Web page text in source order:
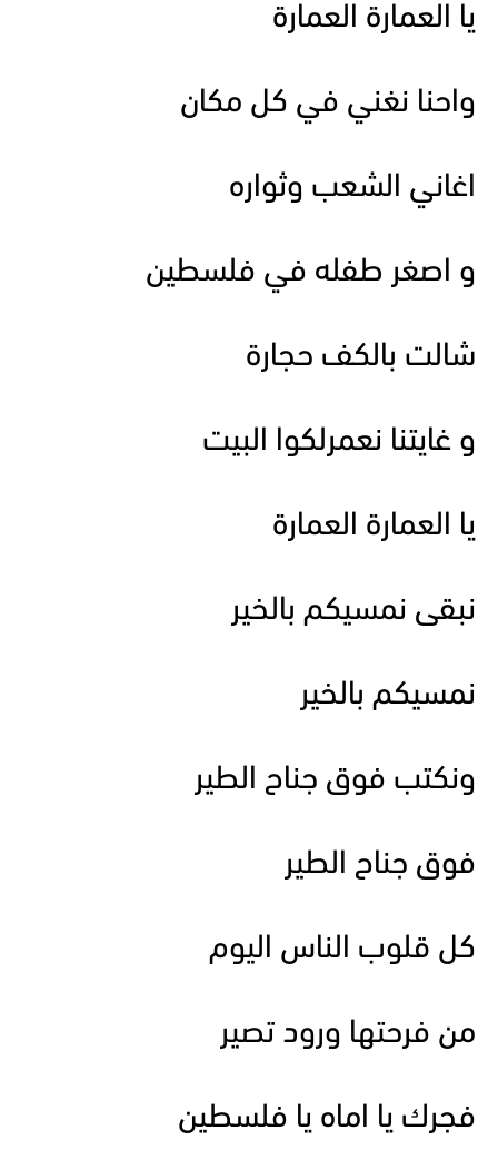
يا العمارة العمارة
واحنا نغني في كل مكان
اغاني الشعب وثواره
و اصغر طفله في فلسطين
شالت بالكف حجارة
و غايتنا نعمرلكوا البيت
يا العمارة العمارة
نبقى نمسيكم بالخير
نمسيكم بالخير
ونكتب فوق جناح الطير
فوق جناح الطير
كل قلوب الناس اليوم
من فرحتها ورود تصير
فجرك يا اماه يا فلسطين